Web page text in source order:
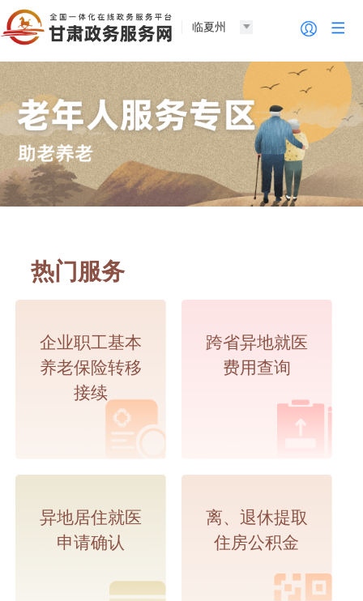
临夏州
热门服务
企业职工基本
养老保险转移
接续
跨省异地就医
费用查询
异地居住就医
申请确认
离、退休提取
住房公积金